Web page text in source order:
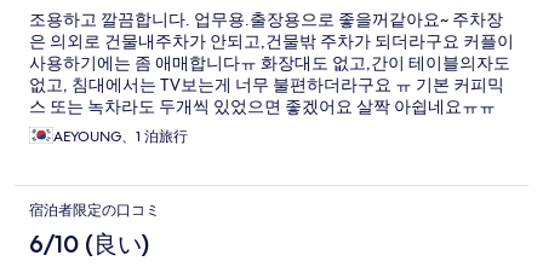
조용하고 깔끔합니다. 업무용.출장용으로 좋을꺼같아요~ 주차장
은 의외로 건물내주차가 안되고,건물밖 주차가 되더라구요 커플이
사용하기에는 좀 애매합니다ㅠ 화장대도 없고,간이 테이블의자도
없고, 침대에서는 TV보는게 너무 불편하더라구요 ㅠ 기본 커피믹
스 또는 녹차라도 두개씩 있었으면 좋겠어요 살짝 아쉽네요ㅠㅠ
AEYOUNG、1 泊旅行
宿泊者限定の口コミ
6/10 (良い)